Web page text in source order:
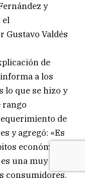
y
el
Valdés
de
a los
lo que se hizo y
rango
de
y agregó: «Es
económicos,
una muy buena
consumidores,